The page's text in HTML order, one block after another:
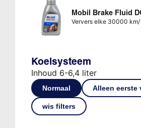
Mobil Brake Fluid
Ververs elke 30000 km/
Koelsysteem
Inhoud 6-6,4 liter
Normaal Alleen eerste
wis filters